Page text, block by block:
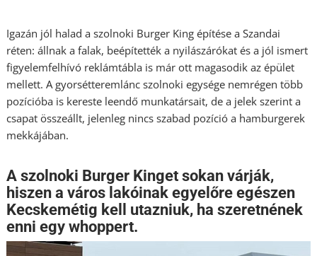
Igazán jól halad a szolnoki Burger King építése a Szandai
réten: állnak a falak, beépítették a nyilászárókat és a jól ismert
figyelemfelhívó reklámtábla is már ott magasodik az épület
mellett. A gyorsétteremlánc szolnoki egysége nemrégen több
pozícióba is kereste leendő munkatársait, de a jelek szerint a
csapat összeállt, jelenleg nincs szabad pozíció a hamburgerek
mekkájában.
A szolnoki Burger Kinget sokan várják,
hiszen a város lakóinak egyelőre egészen
Kecskemétig kell utazniuk, ha szeretnének
enni egy whoppert.